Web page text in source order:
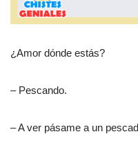
¿Amor dónde estás?
– Pescando.
– A ver pásame a un